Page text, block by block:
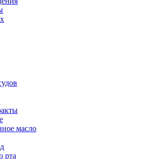
масло
рта